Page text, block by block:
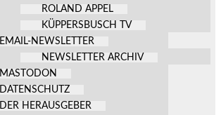
ROLAND APPEL
KÜPPERSBUSCH TV
EMAIL-NEWSLETTER
NEWSLETTER ARCHIV
MASTODON
DATENSCHUTZ
DER HERAUSGEBER